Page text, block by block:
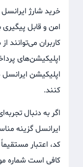
خرید شارژ
امن و قابل
کاربران می‌توانند
اپلیکیشن‌های
اپلیکیشن
کنند.
اگر به دنبال
ایرانسل گزینه
کد، اعتبار
کافی است شماره